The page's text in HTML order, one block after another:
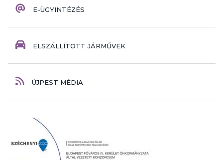
E-ÜGYINTÉZÉS
ELSZÁLLÍTOTT JÁRMŰVEK
ÚJPEST MÉDIA